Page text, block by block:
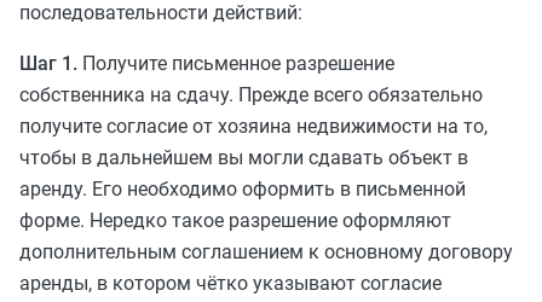
последовательности действий:
Шаг 1. Получите письменное разрешение
собственника на сдачу. Прежде всего обязательно
получите согласие от хозяина недвижимости на то,
чтобы в дальнейшем вы могли сдавать объект в
аренду. Его необходимо оформить в письменной
форме. Нередко такое разрешение оформляют
дополнительным соглашением к основному договору
аренды, в котором чётко указывают согласие